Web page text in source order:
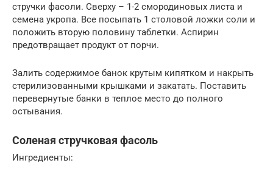
стручки фасоли. Сверху – 1-2 смородиновых листа и
семена укропа. Все посыпать 1 столовой ложки соли и
положить вторую половину таблетки. Аспирин
предотвращает продукт от порчи.
Залить содержимое банок крутым кипятком и накрыть
стерилизованными крышками и закатать. Поставить
перевернутые банки в теплое место до полного
остывания.
Соленая стручковая фасоль
Ингредиенты: